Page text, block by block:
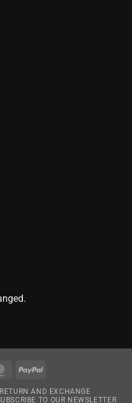
MasterCardPayPal
RETURN AND EXCHANGE
TO OUR NEWSLETTER